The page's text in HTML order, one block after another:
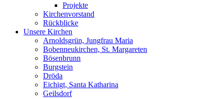
Projekte
Kirchenvorstand
Rückblicke
Unsere Kirchen
Arnoldsgrün, Jungfrau Maria
Bobenneukirchen, St. Margareten
Bösenbrunn
Burgstein
Dröda
Eichigt, Santa Katharina
Geilsdorf